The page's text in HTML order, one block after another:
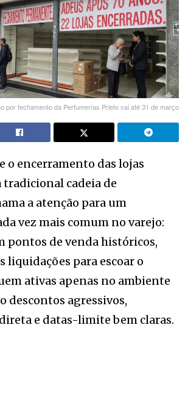
por fechamento da Perfumerías Prieto vai até 31 de março
o encerramento das lojas
tradicional cadeia de
a atenção para um
vez mais comum no varejo:
pontos de venda históricos,
liquidações para escoar o
ativas apenas no ambiente
descontos agressivos,
e datas-limite bem claras.